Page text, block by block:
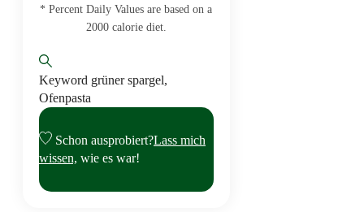
* Percent Daily Values are based on a
2000 calorie diet.
Keyword grüner spargel,
Ofenpasta
Schon ausprobiert?Lass mich
wissen, wie es war!